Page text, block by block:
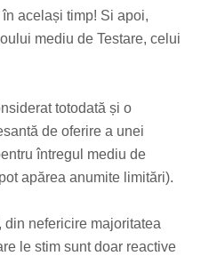
același timp! Si apoi,
mediu de Testare, celui
totodată și o
de oferire a unei
întregul mediu de
apărea anumite limitări).
din nefericire majoritatea
le stim sunt doar reactive